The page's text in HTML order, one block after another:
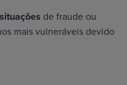
de fraude ou
mais vulneráveis devido